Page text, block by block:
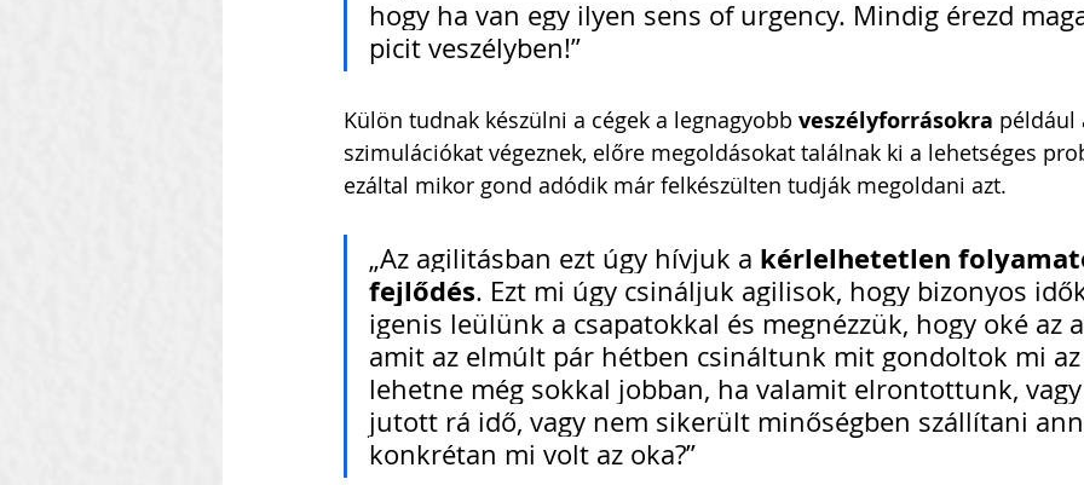
hogy ha van egy ilyen sens of urgency. Mindig érezd
picit veszélyben!”
Külön tudnak készülni a cégek a legnagyobb veszélyforrásokra például
szimulációkat végeznek, előre megoldásokat találnak ki a lehetséges
ezáltal mikor gond adódik már felkészülten tudják megoldani azt.
„Az agilitásban ezt úgy hívjuk a kérlelhetetlen
fejlődés. Ezt mi úgy csináljuk agilisok, hogy bizonyos
igenis leülünk a csapatokkal és megnézzük, hogy oké az
amit az elmúlt pár hétben csináltunk mit gondoltok mi
lehetne még sokkal jobban, ha valamit elrontottunk,
jutott rá idő, vagy nem sikerült minőségben szállítani
konkrétan mi volt az oka?”